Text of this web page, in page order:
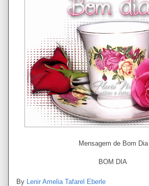
Mensagem de Bom Dia
BOM DIA
By Lenir Amelia Tafarel Eberle